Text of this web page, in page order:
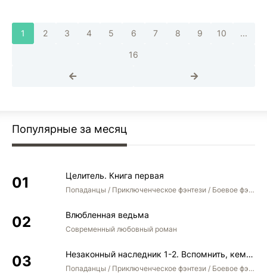
1 2 3 4 5 6 7 8 9 10 ...
16
Популярные за месяц
Целитель. Книга первая
Попаданцы / Приключенческое фэнтези / Боевое фэнтези
Влюбленная ведьма
Современный любовный роман
Незаконный наследник 1-2. Вспомнить, кем был. Стать собой. Остаться собой
Попаданцы / Приключенческое фэнтези / Боевое фэнтези / Юмористическое фэнтези